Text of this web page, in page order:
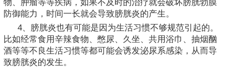
物、肿瘤等等疾病，如果不及时的治疗就会破坏膀胱勃膜
防御能力，时间一长就会导致膀胱炎的产生。
4、膀胱炎也有可能是因为生活习惯不够规范引起的。
比如经常食用辛辣食物、憋尿、久坐、共用浴巾、抽烟酗
酒等等不良生活习惯等都可能会诱发泌尿系感染，从而导
致膀胱炎的发生。